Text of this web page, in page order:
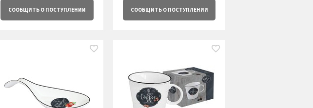
СООБЩИТЬО ПОСТУПЛЕНИИ СООБЩИТЬО ПОСТУПЛЕНИИ